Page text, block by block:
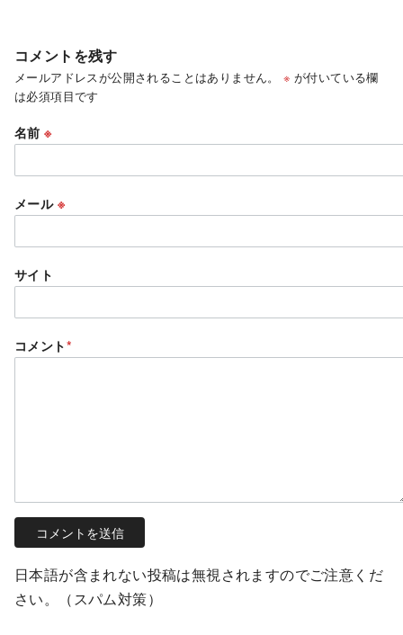
コメントを残す
メールアドレスが公開されることはありません。 ※ が付いている欄
は必須項目です
名前※
メール ※
サイト
コメント*
日本語が含まれない投稿は無視されますのでご注意くだ
さい。（スパム対策）